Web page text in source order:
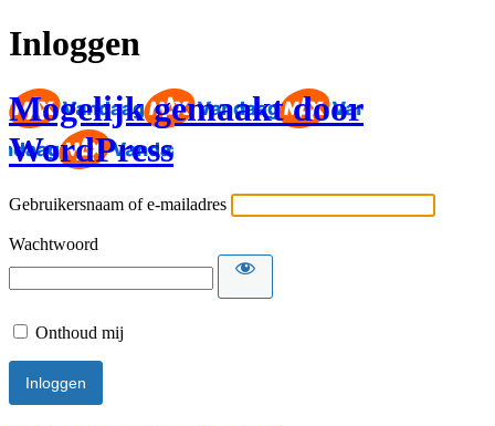
Inloggen
Mogelijk gemaakt door
WordPress
Gebruikersnaam of e-mailadres
Wachtwoord
Onthoud mij